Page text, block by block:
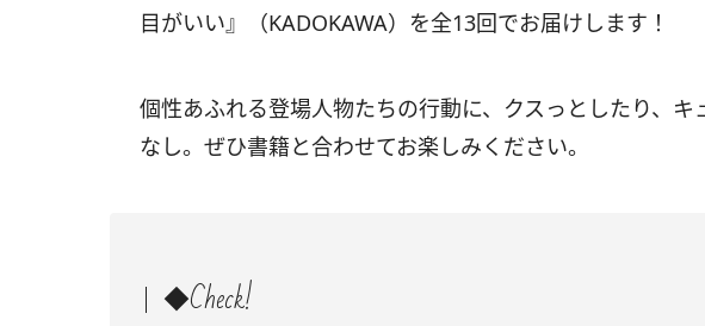
目がいい』（KADOKAWA）を全13回でお届けします！
個性あふれる登場人物たちの行動に、クスっとしたり、
なし。ぜひ書籍と合わせてお楽しみください。
◆Check!